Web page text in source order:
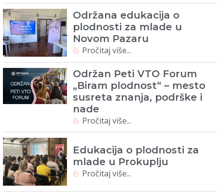
Održana edukacija o
plodnosti za mlade u
Novom Pazaru
Pročitaj više...
Održan Peti VTO Forum
„Biram plodnost“ – mesto
susreta znanja, podrške i
nade
Pročitaj više...
Edukacija o plodnosti za
mlade u Prokuplju
Pročitaj više...